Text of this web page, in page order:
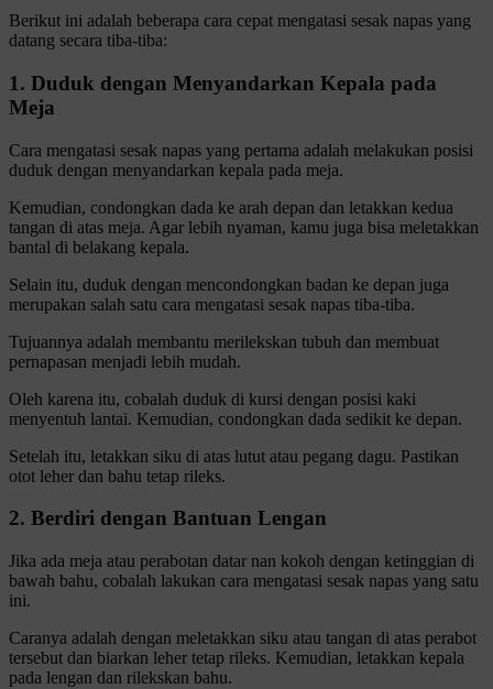
Berikut ini adalah beberapa cara cepat mengatasi sesak napas yang
datang secara tiba-tiba:
1. Duduk dengan Menyandarkan Kepala pada
Meja
Cara mengatasi sesak napas yang pertama adalah melakukan posisi
duduk dengan menyandarkan kepala pada meja.
Kemudian, condongkan dada ke arah depan dan letakkan kedua
tangan di atas meja. Agar lebih nyaman, kamu juga bisa meletakkan
bantal di belakang kepala.
Selain itu, duduk dengan mencondongkan badan ke depan juga
merupakan salah satu cara mengatasi sesak napas tiba-tiba.
Tujuannya adalah membantu merilekskan tubuh dan membuat
pernapasan menjadi lebih mudah.
Oleh karena itu, cobalah duduk di kursi dengan posisi kaki
menyentuh lantai. Kemudian, condongkan dada sedikit ke depan.
Setelah itu, letakkan siku di atas lutut atau pegang dagu. Pastikan
otot leher dan bahu tetap rileks.
2. Berdiri dengan Bantuan Lengan
Jika ada meja atau perabotan datar nan kokoh dengan ketinggian di
bawah bahu, cobalah lakukan cara mengatasi sesak napas yang satu
ini.
Caranya adalah dengan meletakkan siku atau tangan di atas perabot
tersebut dan biarkan leher tetap rileks. Kemudian, letakkan kepala
pada lengan dan rilekskan bahu.